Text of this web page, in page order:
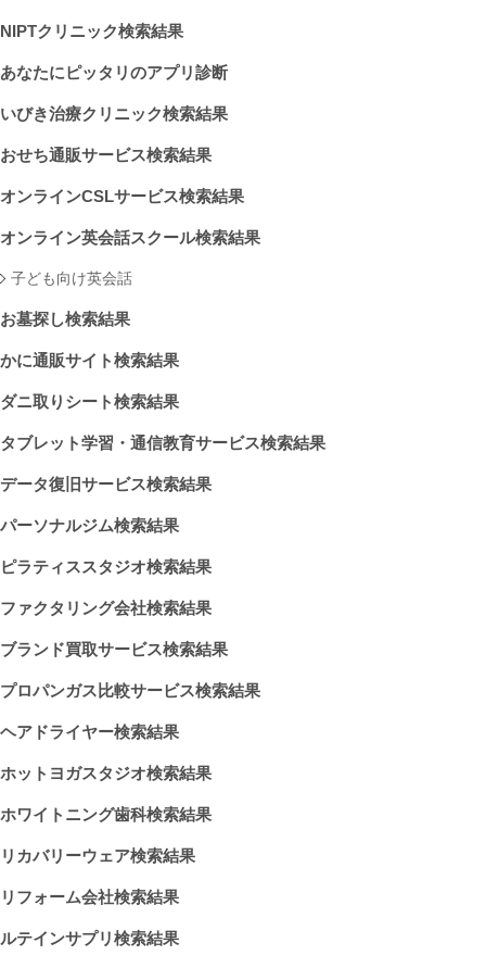
NIPTクリニック検索結果
あなたにピッタリのアプリ診断
いびき治療クリニック検索結果
おせち通販サービス検索結果
オンラインCSLサービス検索結果
オンライン英会話スクール検索結果
子ども向け英会話
お墓探し検索結果
かに通販サイト検索結果
ダニ取りシート検索結果
タブレット学習・通信教育サービス検索結果
データ復旧サービス検索結果
パーソナルジム検索結果
ピラティススタジオ検索結果
ファクタリング会社検索結果
ブランド買取サービス検索結果
プロパンガス比較サービス検索結果
ヘアドライヤー検索結果
ホットヨガスタジオ検索結果
ホワイトニング歯科検索結果
リカバリーウェア検索結果
リフォーム会社検索結果
ルテインサプリ検索結果